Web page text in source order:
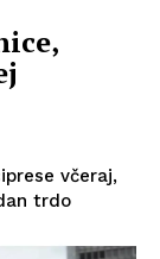
včeraj,
trdo